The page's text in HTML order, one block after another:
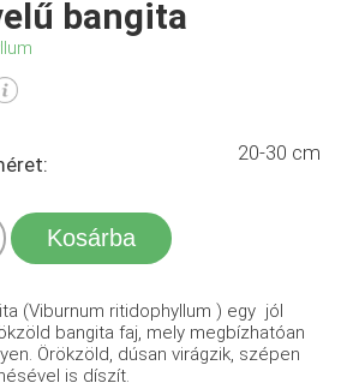
bangita
20-30 cm
Kosárba
(Viburnum ritidophyllum ) egy jól
bangita faj, mely megbízhatóan
Örökzöld, dúsan virágzik, szépen
is díszít.